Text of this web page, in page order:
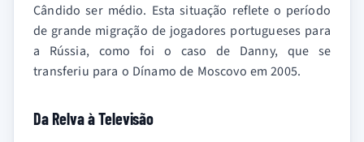
Cândido ser médio. Esta situação reflete o período
de grande migração de jogadores portugueses para
a Rússia, como foi o caso de Danny, que se
transferiu para o Dínamo de Moscovo em 2005.
Da Relva à Televisão